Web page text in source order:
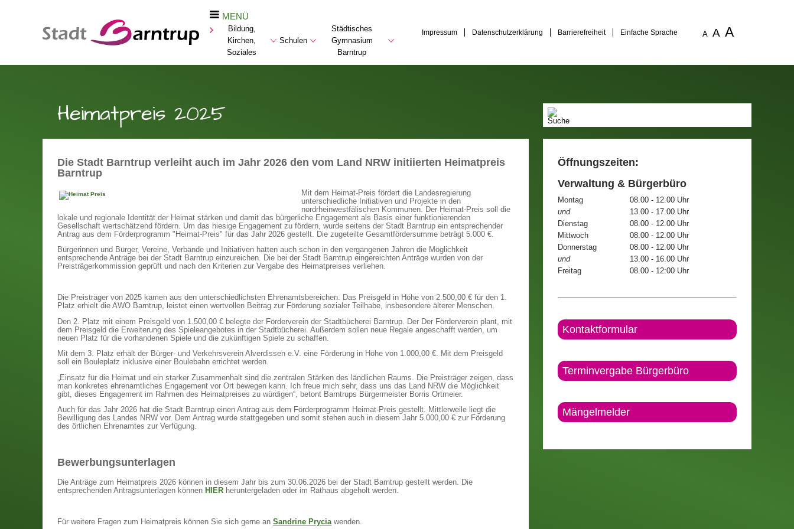
MENÜ
Bildung,
Kirchen,
Soziales
Schulen
Städtisches
Gymnasium
Barntrup
Impressum Datenschutzerklärung Barrierefreiheit Einfache Sprache A A A
Heimatpreis 2025
Die Stadt Barntrup verleiht auch im Jahr 2026 den vom Land NRW initiierten Heimatpreis
Barntrup
Mit dem Heimat-Preis fördert die Landesregierung
unterschiedliche Initiativen und Projekte in den
nordrheinwestfälischen Kommunen. Der Heimat-Preis soll die
lokale und regionale Identität der Heimat stärken und damit das bürgerliche Engagement als Basis einer funktionierenden
Gesellschaft wertschätzend fördern. Um das hiesige Engagement zu fördern, wurde seitens der Stadt Barntrup ein entsprechender
Antrag aus dem Förderprogramm "Heimat-Preis" für das Jahr 2026 gestellt. Die zugeteilte Gesamtfördersumme beträgt 5.000 €.
Bürgerinnen und Bürger, Vereine, Verbände und Initiativen hatten auch schon in den vergangenen Jahren die Möglichkeit
entsprechende Anträge bei der Stadt Barntrup einzureichen. Die bei der Stadt Barntrup eingereichten Anträge wurden von der
Preisträgerkommission geprüft und nach den Kriterien zur Vergabe des Heimatpreises verliehen.
Die Preisträger von 2025 kamen aus den unterschiedlichsten Ehrenamtsbereichen. Das Preisgeld in Höhe von 2.500,00 € für den 1.
Platz erhielt die AWO Barntrup, leistet einen wertvollen Beitrag zur Förderung sozialer Teilhabe, insbesondere älterer Menschen.
Den 2. Platz mit einem Preisgeld von 1.500,00 € belegte der Förderverein der Stadtbücherei Barntrup. Der Der Förderverein plant, mit
dem Preisgeld die Erweiterung des Spieleangebotes in der Stadtbücherei. Außerdem sollen neue Regale angeschafft werden, um
neuen Platz für die vorhandenen Spiele und die zukünftigen Spiele zu schaffen.
Mit dem 3. Platz erhält der Bürger- und Verkehrsverein Alverdissen e.V. eine Förderung in Höhe von 1.000,00 €. Mit dem Preisgeld
soll ein Bouleplatz inklusive einer Boulebahn errichtet werden.
„Einsatz für die Heimat und ein starker Zusammenhalt sind die zentralen Stärken des ländlichen Raums. Die Preisträger zeigen, dass
man konkretes ehrenamtliches Engagement vor Ort bewegen kann. Ich freue mich sehr, dass uns das Land NRW die Möglichkeit
gibt, dieses Engagement im Rahmen des Heimatpreises zu würdigen“, betont Barntrups Bürgermeister Borris Ortmeier.
Auch für das Jahr 2026 hat die Stadt Barntrup einen Antrag aus dem Förderprogramm Heimat-Preis gestellt. Mittlerweile liegt die
Bewilligung des Landes NRW vor. Dem Antrag wurde stattgegeben und somit stehen auch in diesem Jahr 5.000,00 € zur Förderung
des örtlichen Ehrenamtes zur Verfügung.
Bewerbungsunterlagen
Die Anträge zum Heimatpreis 2026 können in diesem Jahr bis zum 30.06.2026 bei der Stadt Barntrup gestellt werden. Die
entsprechenden Antragsunterlagen können HIER heruntergeladen oder im Rathaus abgeholt werden.
Für weitere Fragen zum Heimatpreis können Sie sich gerne an Sandrine Prycia wenden.
Öffnungszeiten:
Verwaltung & Bürgerbüro
Montag
08.00 - 12.00 Uhr
und
13.00 - 17.00 Uhr
Dienstag
08.00 - 12.00 Uhr
Mittwoch
08.00 - 12.00 Uhr
Donnerstag
08.00 - 12.00 Uhr
und
13.00 - 16.00 Uhr
Freitag
08.00 - 12:00 Uhr
Kontaktformular
Terminvergabe Bürgerbüro
Mängelmelder